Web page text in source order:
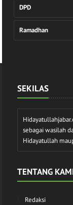
DPD
Ramadhan
SEKILAS
sebagai wasilah
Hidayatullah
TENTANG
Redaksi